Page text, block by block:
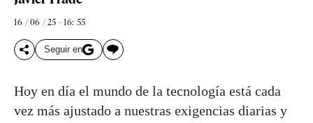
16 / 06 / 25 - 16: 55
Seguir en
Hoy en día el mundo de la tecnología está cada
vez más ajustado a nuestras exigencias diarias y